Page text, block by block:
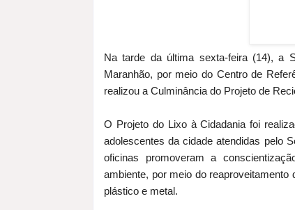
Na tarde da última sexta-feira (14), a
Maranhão, por meio do Centro de
realizou a Culminância do Projeto de
O Projeto do Lixo à Cidadania foi
adolescentes da cidade atendidas pelo
oficinas promoveram a
ambiente, por meio do
plástico e metal.